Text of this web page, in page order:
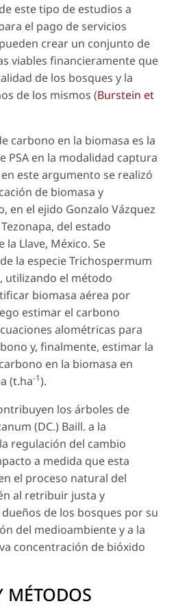
este tipo de estudios a
el pago de servicios
crear un conjunto de
viables financieramente que
de los bosques y la
de los mismos (Burstein et
carbono en la biomasa es la
PSA en la modalidad captura
este argumento se realizó
de biomasa y
en el ejido Gonzalo Vázquez
del estado
Llave, México. Se
la especieTrichospermum
utilizando el método
biomasa aérea por
estimar el carbono
alométricas para
y, finalmente, estimar la
en la biomasa en
(t.ha-1).
los árboles de
(DC.) Baill. a la
regulación del cambio
a medida que esta
el proceso natural del
al retribuir justa y
de los bosques por su
del medioambiente y a la
concentración de bióxido
MÉTODOS